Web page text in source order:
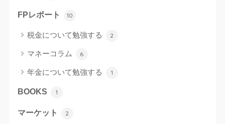
FPレポート 10
税金について勉強する 2
マネーコラム 6
年金について勉強する 1
BOOKS 1
マーケット 2